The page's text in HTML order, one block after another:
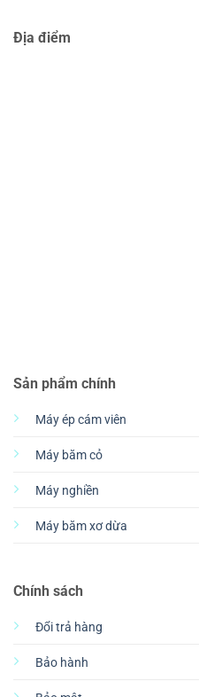
Sản phẩm chính
Máy ép cám viên
Máy băm cỏ
Máy nghiền
Máy băm xơ dừa
Chính sách
Đổi trả hàng
Bảo hành
Địa điểm